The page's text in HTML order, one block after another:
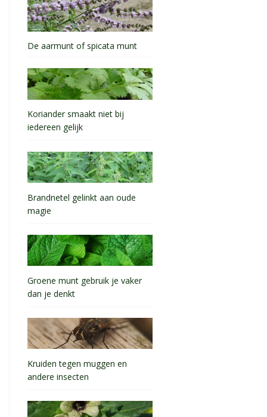
De aarmunt of spicata munt
Koriander smaakt niet bij
iedereen gelijk
Brandnetel gelinkt aan oude
magie
Groene munt gebruik je vaker
dan je denkt
Kruiden tegen muggen en
andere insecten